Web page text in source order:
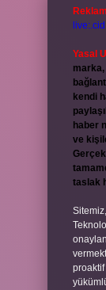
Yasal
kendi
haber
ve
taslak